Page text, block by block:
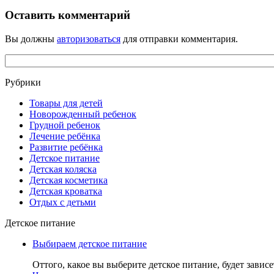
Оставить комментарий
Вы должны авторизоваться для отправки комментария.
Рубрики
Товары для детей
Новорожденный ребенок
Грудной ребенок
Лечение ребёнка
Развитие ребёнка
Детское питание
Детская коляска
Детская косметика
Детская кроватка
Отдых с детьми
Детское питание
Выбираем детское питание
Оттого, какое вы выберите детское питание, будет